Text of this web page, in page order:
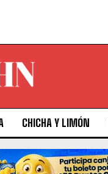
CHICHA Y LIMÓN